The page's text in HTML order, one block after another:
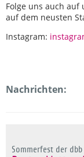
Folge uns auch auf
auf dem neusten
Instagram:
Nachrichten:
Sommerfest der